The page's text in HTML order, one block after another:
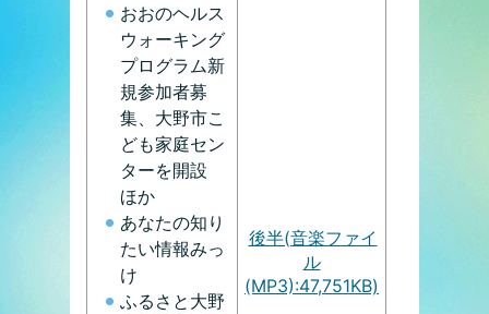
おおのヘルス
ウォーキング
プログラム新
規参加者募
集、大野市こ
ども家庭セン
ターを開設
ほか
あなたの知り
たい情報みっ
け
ふるさと大野
後半(音楽ファイ
ル
(MP3):47,751KB)